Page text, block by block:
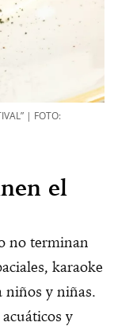
| FOTO:
el
no terminan
karaoke
niños y niñas.
y